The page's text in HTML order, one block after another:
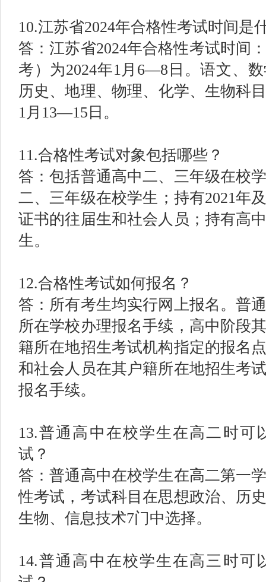
10.江苏省2024年合格性考试时间是
答：江苏省2024年合格性考试时间
考）为2024年1月6—8日。语文、
历史、地理、物理、化学、生物科
1月13—15日。
11.合格性考试对象包括哪些？
答：包括普通高中二、三年级在校
二、三年级在校学生；持有2021年
证书的往届生和社会人员；持有高
生。
12.合格性考试如何报名？
答：所有考生均实行网上报名。普
所在学校办理报名手续，高中阶段
籍所在地招生考试机构指定的报名
和社会人员在其户籍所在地招生考
报名手续。
13.普通高中在校学生在高二时可
试？
答：普通高中在校学生在高二第一
性考试，考试科目在思想政治、历
生物、信息技术7门中选择。
14.普通高中在校学生在高三时可